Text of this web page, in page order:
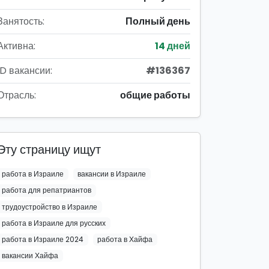
Полный день
14 дней
вакансии:
#136367
общие работы
страницу ищут
работа в Израиле
вакансии в Израиле
работа для репатриантов
трудоустройство в Израиле
работа в Израиле для русских
работа в Израиле 2024
работа в Хайфа
вакансии Хайфа